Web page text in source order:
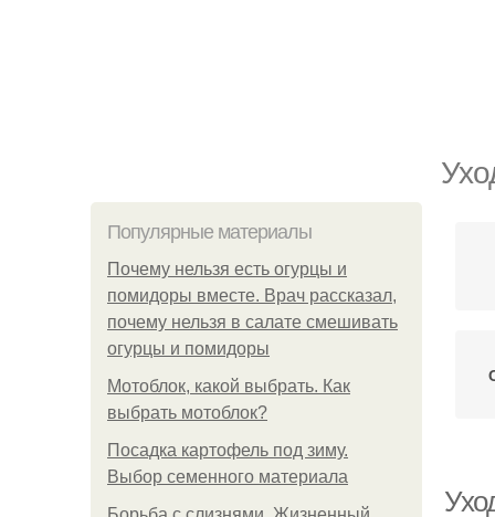
Популярные материалы
Почему нельзя есть огурцы и
помидоры вместе. Врач рассказал,
почему нельзя в салате смешивать
огурцы и помидоры
Мотоблок, какой выбрать. Как
выбрать мотоблок?
Посадка картофель под зиму.
Выбор семенного материала